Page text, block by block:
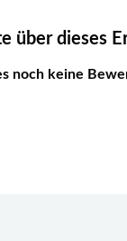
über dieses
noch keine